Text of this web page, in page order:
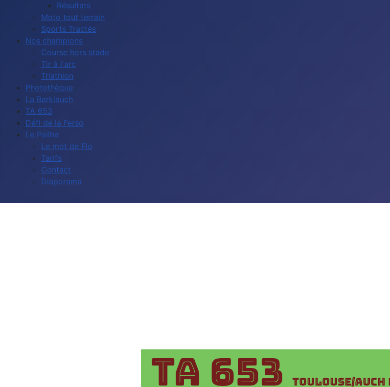
Résultats
Moto tout terrain
Sports Tractés
Nos champions
Course hors stade
Tir à l'arc
Triathlon
Photothèque
La Barklauch
TA 653
Défi de la Ferso
Le Pailha
Le mot de Flo
Tarifs
Contact
Diaporama